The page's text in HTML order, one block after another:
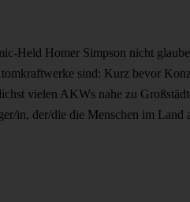
Held Homer Simpson nicht
sind: Kurz bevor
vielen AKWs nahe zu
in, der/die die Menschen im Land